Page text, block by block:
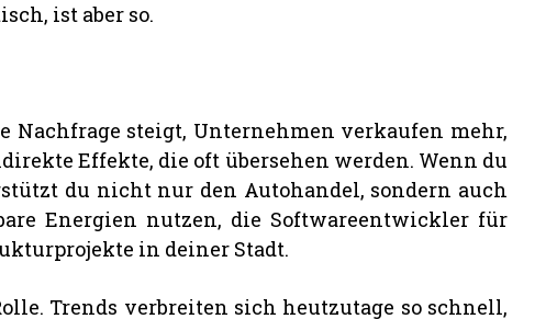
ist aber so.
steigt, Unternehmen verkaufen mehr,
Effekte, die oft übersehen werden. Wenn du
du nicht nur den Autohandel, sondern auch
Energien nutzen, die Softwareentwickler für
in deiner Stadt.
Trends verbreiten sich heutzutage so schnell,